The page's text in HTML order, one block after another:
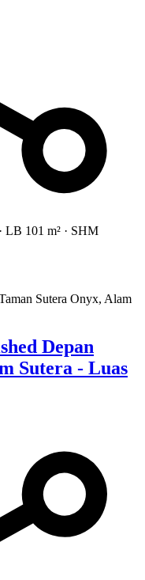
· LB 101 m² · SHM
Depan
Sutera - Luas